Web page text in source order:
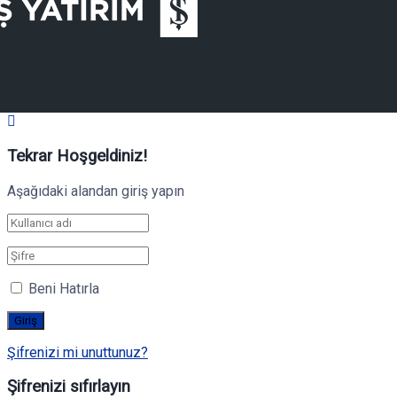
Tekrar Hoşgeldiniz!
Aşağıdaki alandan giriş yapın
Beni Hatırla
Şifrenizi mi unuttunuz?
Şifrenizi sıfırlayın